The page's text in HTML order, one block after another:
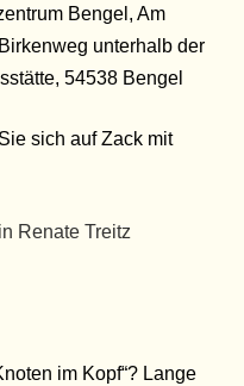
Bengel, Am
unterhalb der
54538 Bengel
Renate Treitz
im Kopf“? Lange